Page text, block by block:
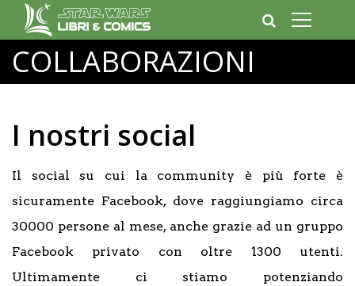
COLLABORAZIONI
I nostri social
Il social su cui la community è più forte è
sicuramente Facebook, dove raggiungiamo circa
30000 persone al mese, anche grazie ad un gruppo
Facebook privato con oltre 1300 utenti.
Ultimamente ci stiamo potenziando